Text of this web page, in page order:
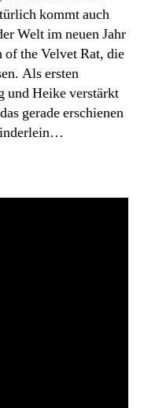
kommt auch
Welt im neuen Jahr
of the Velvet Rat, die
Als ersten
und Heike verstärkt
gerade erschienen